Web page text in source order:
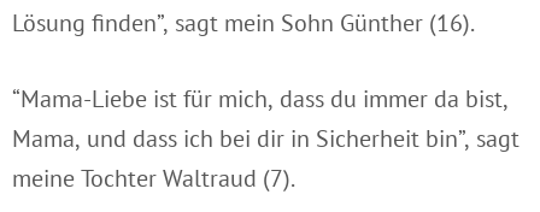
Lösung finden”, sagt mein Sohn Günther (16).
“Mama-Liebe ist für mich, dass du immer da bist,
Mama, und dass ich bei dir in Sicherheit bin”, sagt
meine Tochter Waltraud (7).